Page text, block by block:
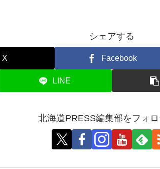
シェアする
X Facebook
LINE
北海道PRESS編集部をフォ